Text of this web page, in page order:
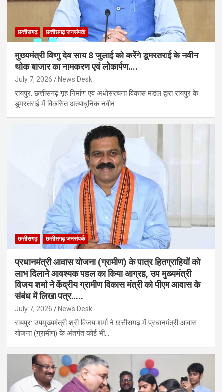
छत्तीसगढ़ छत्तीसगढ़ जनसंपर्क
मुख्यमंत्री विष्णु देव साय 8 जुलाई को करेंगे डूमरतराई के नवीन
थोक बाजार का नामकरण एवं लोकार्पण….
July 7, 2026 News Desk
रायपुर: छत्तीसगढ़ गृह निर्माण एवं अधोसंरचना विकास मंडल द्वारा रायपुर के
डूमरतराई में विकसित अत्याधुनिक नवीन…
छत्तीसगढ़ छत्तीसगढ़ जनसंपर्क
प्रधानमंत्री आवास योजना (ग्रामीण) के पात्र हितग्राहियों को
लाभ दिलाने आवश्यक पहल का किया आग्रह, उप मुख्यमंत्री
विजय शर्मा ने केंद्रीय ग्रामीण विकास मंत्री को पीएम आवास के
संबंध में लिखा पत्र…..
July 7, 2026 News Desk
रायपुर: उपमुख्यमंत्री श्री विजय शर्मा ने छत्तीसगढ़ में प्रधानमंत्री आवास
योजना (ग्रामीण) के अंतर्गत कोई भी…